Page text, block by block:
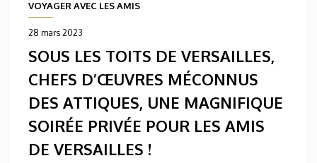
VOYAGER AVEC LES AMIS
28 mars 2023
SOUS LES TOITS DE VERSAILLES,
CHEFS D’ŒUVRES MÉCONNUS
DES ATTIQUES, UNE MAGNIFIQUE
SOIRÉE PRIVÉE POUR LES AMIS
DE VERSAILLES !